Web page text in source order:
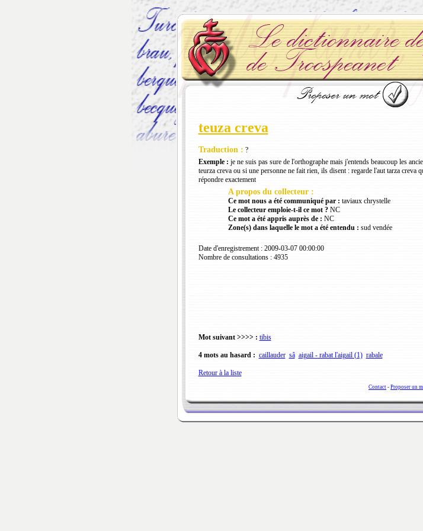
teuza creva
Traduction : ?
Exemple : je ne suis pas sure de l'orthographe mais j'entends beaucoup les
teurza creva ou si une personne ne fait rien, ils disent : regarde l'aut tarza creva
répondre exactement
A propos du collecteur :
Ce mot nous a été communiqué par : taviaux chrystelle
Le collecteur emploie-t-il ce mot ?NC
Ce mot a été appris auprès de : NC
Zone(s) dans laquelle le mot a été entendu : sud vendée
Date d'enregistrement : 2009-03-07 00:00:00
Nombre de consultations : 4935
Mot suivant >>>> : tibis
4 mots au hasard : caillauder sâ aigail - rabat l'aigail (1) rabale
Retour à la liste
Contact - Proposer un